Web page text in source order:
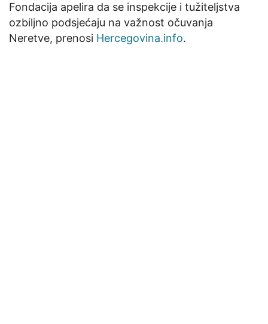
Fondacija apelira da se inspekcije i tužiteljstva
ozbiljno podsjećaju na važnost očuvanja
Neretve, prenosi Hercegovina.info.